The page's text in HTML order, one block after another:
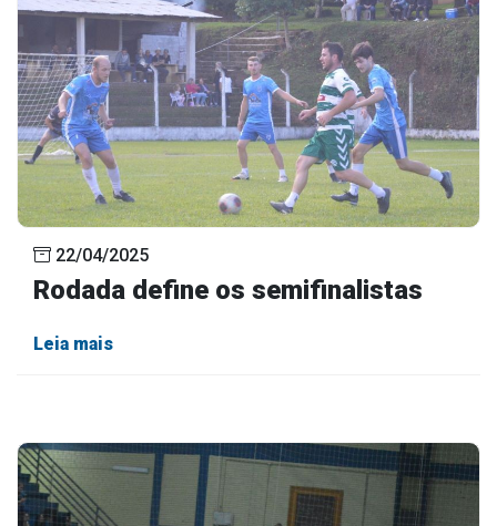
22/04/2025
Rodada define os semifinalistas
Leia mais